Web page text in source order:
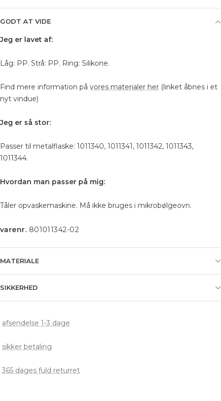
GODT AT VIDE
Jeg er lavet af:
Låg: PP. Strå: PP. Ring: Silikone.
Find mere information på vores materialer her (linket åbnes i et
nyt vindue)
Jeg er så stor:
Passer til metalflaske: 1011340, 1011341, 1011342, 1011343,
1011344.
Hvordan man passer på mig:
Tåler opvaskemaskine. Må ikke bruges i mikrobølgeovn.
varenr. 801011342-02
MATERIALE
SIKKERHED
afsendelse 1-3 dage
sikker betaling
365 dages fuld returret